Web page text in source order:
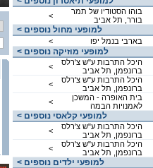
<
בוהו הסטודיו של תמר
בורר, תל אביב
< למופעי מחול נוספים
< בארבי בנמל יפו
< למופעי מוזיקה נוספים
<
היכל התרבות ע"ש צ'רלס
ברונפמן, תל אביב
<
היכל התרבות ע"ש צ'רלס
ברונפמן, תל אביב
<
בית האופרה - המשכן
לאמנויות הבמה
< למופעי קלאסי נוספים
<
היכל התרבות ע"ש צ'רלס
ברונפמן, תל אביב
<
היכל התרבות ע"ש צ'רלס
ברונפמן, תל אביב
< למופעי ילדים נוספים